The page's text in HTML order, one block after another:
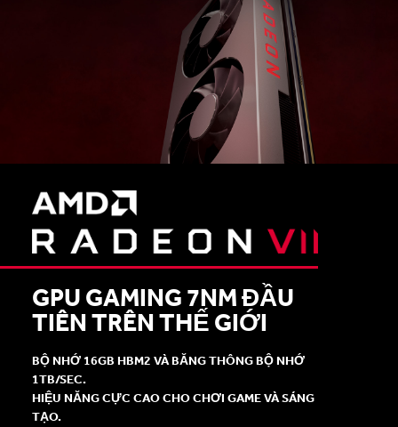
GPU GAMING 7NM ĐẦU
TIÊN TRÊN THẾ GIỚI
BỘ NHỚ 16GB HBM2 VÀ BĂNG THÔNG BỘ NHỚ
1TB/SEC.
HIỆU NĂNG CỰC CAO CHO CHƠI GAME VÀ SÁNG
TẠO.